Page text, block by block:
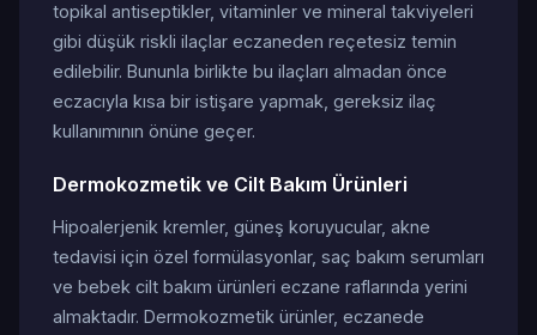
topikal antiseptikler, vitaminler ve mineral takviyeleri
gibi düşük riskli ilaçlar eczaneden reçetesiz temin
edilebilir. Bununla birlikte bu ilaçları almadan önce
eczacıyla kısa bir istişare yapmak, gereksiz ilaç
kullanımının önüne geçer.
Dermokozmetik ve Cilt Bakım Ürünleri
Hipoalerjenik kremler, güneş koruyucular, akne
tedavisi için özel formülasyonlar, saç bakım serumları
ve bebek cilt bakım ürünleri eczane raflarında yerini
almaktadır. Dermokozmetik ürünler, eczanede